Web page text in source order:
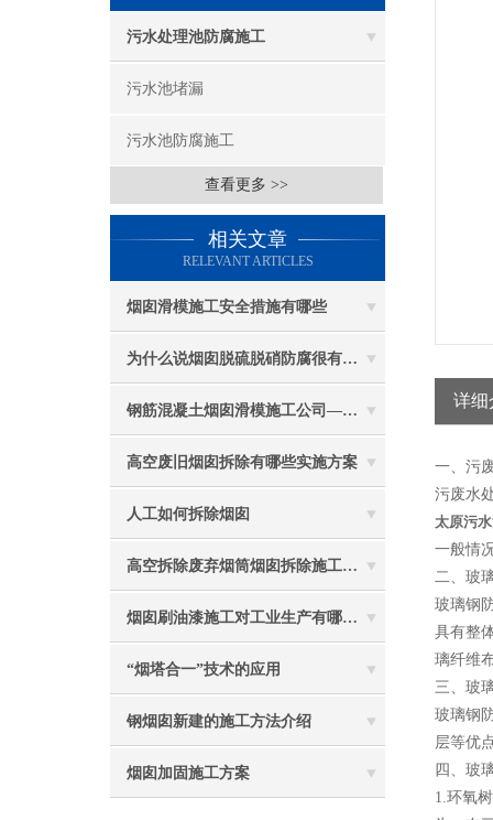
污水处理池防腐施工
污水池堵漏
污水池防腐施工
查看更多 >>
相关文章
RELEVANT ARTICLES
烟囱滑模施工安全措施有哪些
为什么说烟囱脱硫脱硝防腐很有必要
钢筋混凝土烟囱滑模施工公司——选五林高空
高空废旧烟囱拆除有哪些实施方案
人工如何拆除烟囱
高空拆除废弃烟筒烟囱拆除施工措施 ：
烟囱刷油漆施工对工业生产有哪些效能？
“烟塔合一”技术的应用
钢烟囱新建的施工方法介绍
烟囱加固施工方案
详细
一、污
污废水
太原污
一般情
二、玻
玻璃钢
具有整
璃纤维
三、玻
玻璃钢
层等优
四、玻
1.环氧